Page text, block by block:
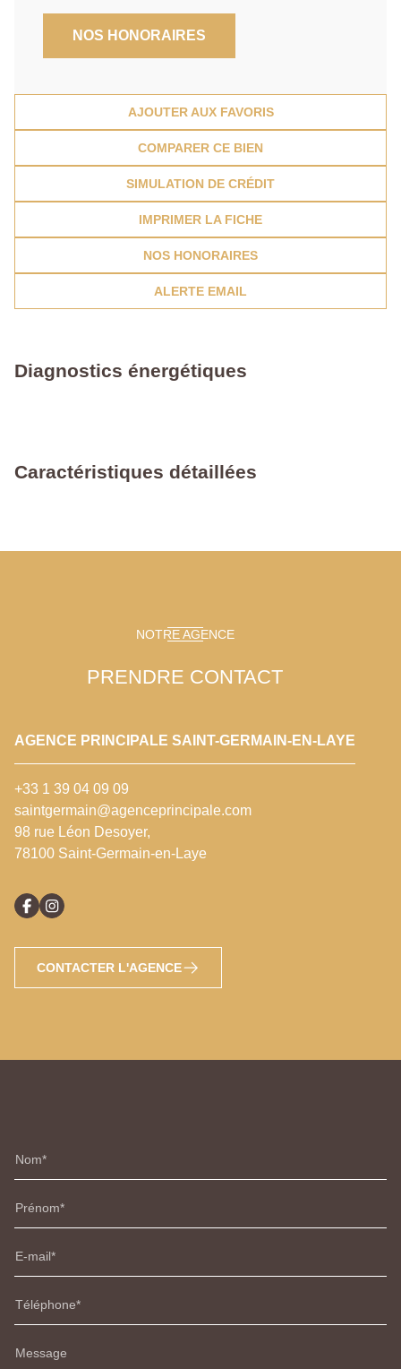
NOS HONORAIRES
AJOUTER AUX FAVORIS
COMPARER CE BIEN
SIMULATION DE CRÉDIT
IMPRIMER LA FICHE
NOS HONORAIRES
ALERTE EMAIL
Diagnostics énergétiques
Caractéristiques détaillées
NOTRE AGENCE
PRENDRE CONTACT
AGENCE PRINCIPALE SAINT-GERMAIN-EN-LAYE
+33 1 39 04 09 09
saintgermain@agenceprincipale.com
98 rue Léon Desoyer,
78100 Saint-Germain-en-Laye
CONTACTER L'AGENCE
Nom
Prénom
E-mail
Téléphone
Message